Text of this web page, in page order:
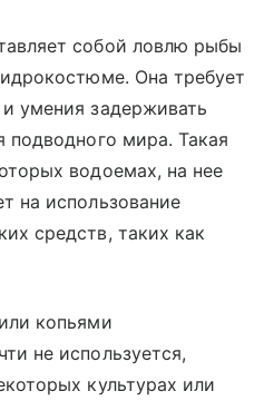
собой ловлю рыбы
Она требует
умения задерживать
подводного мира. Такая
водоемах, на нее
на использование
средств, таких как
копьями
не используется,
культурах или